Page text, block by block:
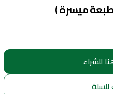
طبعة ميسرة )
للشراء